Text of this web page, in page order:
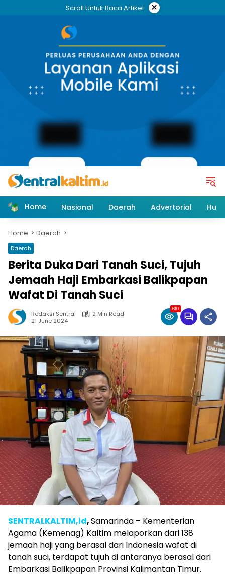
Scroll Untuk Baca Artikel ×
Home Nasional Daerah Advertorial
Home Daerah
Daerah
Berita Duka Dari Tanah Suci, Tujuh
Jemaah Haji Embarkasi Balikpapan
Wafat Di Tanah Suci
Redaksi Sentral
2 Min Read
21 June 2024
610
SENTRALKALTIM,id,Samarinda – Kementerian
Agama (Kemenag) Kaltim melaporkan dari 138
jemaah haji yang berasal dari Indonesia wafat di
tanah suci, terdapat tujuh di antaranya berasal dari
Embarkasi Balikpapan Provinsi Kalimantan Timur.